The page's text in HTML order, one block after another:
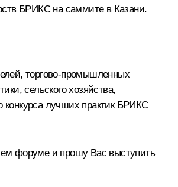
БРИКС на саммите в Казани.
торгово-промышленных
сельского хозяйства,
конкурса лучших практик БРИКС
форуме и прошу Вас выступить